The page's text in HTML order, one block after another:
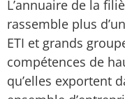
L’annuaire de la
rassemble plus
ETI et grands
compétences de
qu’elles exportent